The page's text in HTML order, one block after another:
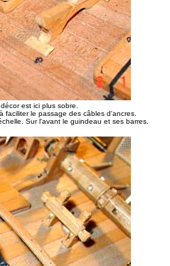
est ici plus sobre.
faciliter le passage des câbles d'ancres.
Sur l'avant le guindeau et ses barres.